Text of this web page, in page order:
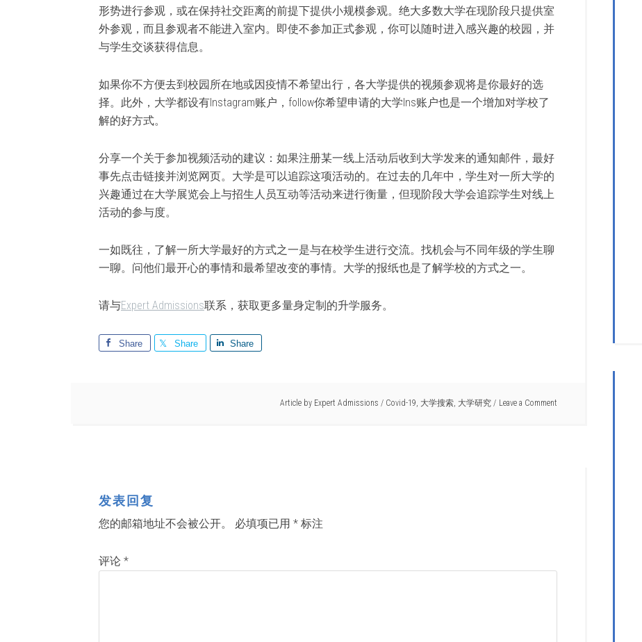
形势进行参观，或在保持社交距离的前提下提供小规模参观。绝大多数大学在现阶段只提供室
外参观，而且参观者不能进入室内。即使不参加正式参观，你可以随时进入感兴趣的校园，并
与学生交谈获得信息。
如果你不方便去到校园所在地或因疫情不希望出行，各大学提供的视频参观将是你最好的选
择。此外，大学都设有Instagram账户，follow你希望申请的大学Ins账户也是一个增加对学校了
解的好方式。
分享一个关于参加视频活动的建议：如果注册某一线上活动后收到大学发来的通知邮件，最好
事先点击链接并浏览网页。大学是可以追踪这项活动的。在过去的几年中，学生对一所大学的
兴趣通过在大学展览会上与招生人员互动等活动来进行衡量，但现阶段大学会追踪学生对线上
活动的参与度。
一如既往，了解一所大学最好的方式之一是与在校学生进行交流。找机会与不同年级的学生聊
一聊。问他们最开心的事情和最希望改变的事情。大学的报纸也是了解学校的方式之一。
请与Expert Admissions联系，获取更多量身定制的升学服务。
Share Share Share
Article by Expert Admissions / Covid-19, 大学搜索, 大学研究 Leave a Comment
发表回复
您的邮箱地址不会被公开。 必填项已用 * 标注
评论 *